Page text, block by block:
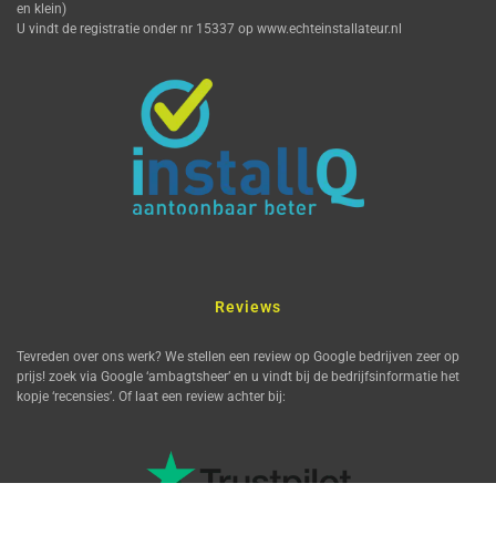
en klein)
U vindt de registratie onder nr 15337 op www.echteinstallateur.nl
Reviews
Tevreden over ons werk? We stellen een review op Google bedrijven zeer op
prijs! zoek via Google ‘ambagtsheer’ en u vindt bij de bedrijfsinformatie het
kopje ‘recensies’. Of laat een review achter bij: